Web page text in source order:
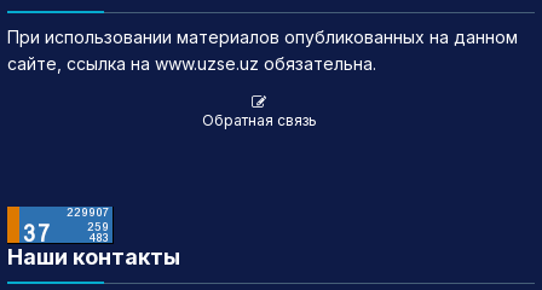
При использовании материалов опубликованных на данном
сайте, ссылка на www.uzse.uz обязательна.
Обратная связь
Наши контакты